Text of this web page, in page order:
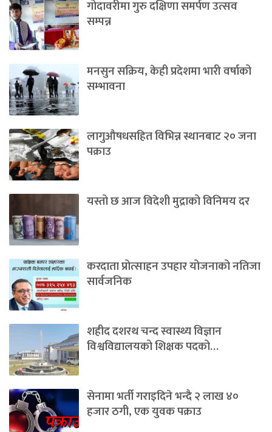
गोदावरीमा गुरु दक्षिणा समर्पण उत्सव
सम्पन्न
मनसुन सक्रिय, केही प्रदेशमा भारी वर्षाको
सम्भावना
लागुऔषधसहित विभिन्न स्थानबाट २० जना
पक्राउ
यस्तो छ आज विदेशी मुद्राको विनिमय दर
करदाता प्रोत्साहन उपहार योजनाको नतिजा
सार्वजनिक
शहीद दशरथ चन्द स्वास्थ्य विज्ञान
विश्वविद्यालयको शिक्षक पदको…
सेनामा भर्ती गराइदिने भन्दै २ लाख ४०
हजार ठगी, एक युवक पक्राउ